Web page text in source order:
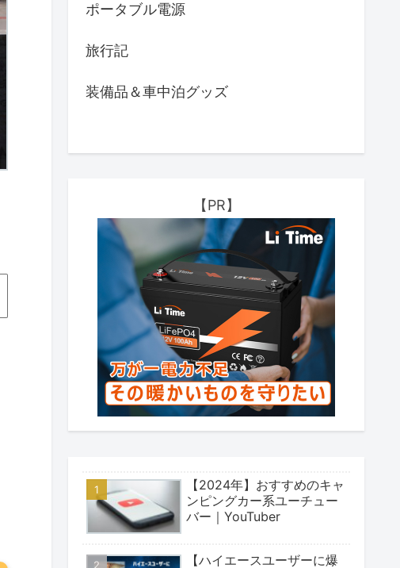
ポータブル電源
旅行記
装備品＆車中泊グッズ
【PR】
【2024年】おすすめのキャ
ンピングカー系ユーチュー
バー｜YouTuber
【ハイエースユーザーに爆